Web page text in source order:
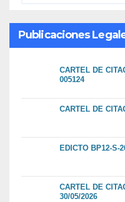
Publicaciones
CARTEL DE
005124
CARTEL DE
EDICTO BP12-S-
CARTEL DE
30/05/2026